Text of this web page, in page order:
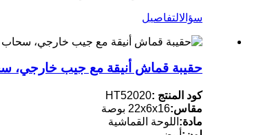
سؤالالتفاصيل
حقيبة قماش أنيقة مع جيب خارجي،
كود المنتج :HT52020
مقاس:22x6x16 بوصة
مادة: اللوحة القماشية